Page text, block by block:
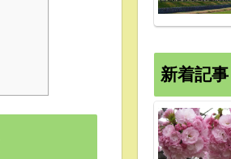
新着記事